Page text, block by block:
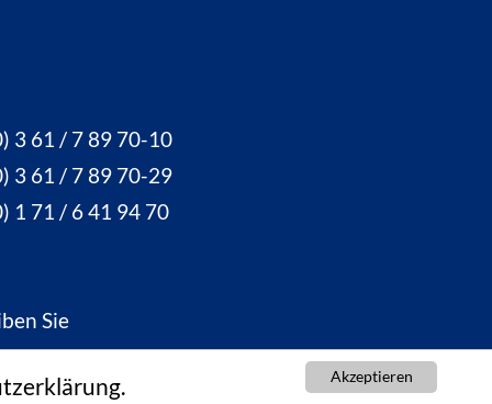
Akzeptieren
3 61 / 7 89 70-10
3 61 / 7 89 70-29
1 71 / 6 41 94 70
Sie
Nachricht